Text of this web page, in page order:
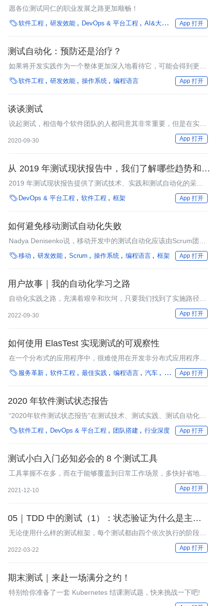
愿各位测试同仁的职业发展之路更加顺畅！
软件工程 研发效能 DevOps & 平台工程 AI&大模型 安全 性能
App 打开
测试自动化：预防还是治疗？
如果将开发实践作为一个整体更加深入地看待它，可能会得到更好
的认知。
软件工程 研发效能 操作系统 编程语言 App 打开
谈谈测试
说起测试，相信每个软件团队的人都同意其非常重要，但是在实际
的软件开发过程中，我们却发现真正理解测试、做好测试的团队却
不多。深究其原因，不是不想做，而是对于测试的认知出现了偏
大家口中的
2020-09-30 App 打开
从 2019 年测试现状报告中，我们了解哪些趋势和变
化？
2019 年测试现状报告提供了测试技术、实践和测试自动化的采用
以及测试人员面临的挑战等方面的见解，分享了今年测试调查的结
果。
 DevOps & 平台工程 软件工程 框架 App 打开
如何避免移动测试自动化失败
Nadya Denisenko说，移动开发中的测试自动化应该由Scrum团队
完成；不要建立单独的测试自动化团队。
移动 研发效能 Scrum 操作系统 编程语言 框架 App 打开
用户故事｜我的自动化学习之路
自动化实践之路，充满着艰辛和坎坷，只要我们找到了实施路径中
2022-09-30 App 打开
如何使用 ElasTest 实现测试的可观察性
在一个分布式的应用程序中，很难使用在开发非分布式应用程序中
常用的调试技术。Gortázar认为，把生产可观察性放到测试环境中
有助于找到错误。
 服务革新 软件工程 最佳实践 编程语言 汽车 工业 App 打开
2020 年软件测试状态报告
“2020年软件测试状态报告”在测试技术、测试实践、测试自动化的
采用以及测试人员所面临的挑战方面提供了见解。
软件工程 DevOps & 平台工程 团队搭建 行业深度 App 打开
测试小白入门必知必会的 8 个测试工具
工具掌握不在多，而在于能够覆盖到日常工作场景，多快好省地完
自动化测试，性能测试，项目管理，测试管理，掌握好这8个基本
2021-12-10 App 打开
05｜TDD 中的测试（1）：状态验证为什么是主要的
使用方式？
无论使用什么样的测试框架，每个测试都由四个依次执行的阶段组
成：初始化（SetUp）、执行测试（Exercise）、验证结果
（Verify）和复原（Teardown）。
2022-03-22 App 打开
期末测试｜来赴一场满分之约！
特别给你准备了一套 Kubernetes 结课测试题，快来挑战一下吧!